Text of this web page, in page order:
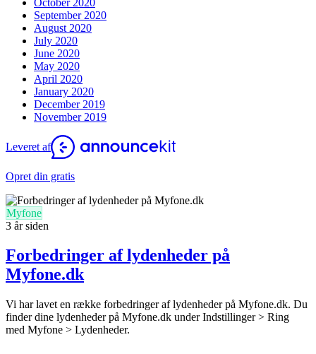
September 2020
August 2020
July 2020
June 2020
May 2020
April 2020
January 2020
December 2019
November 2019
Leveret af
Opret din gratis
Myfone
3 år siden
Forbedringer af lydenheder på
Myfone.dk
Vi har lavet en række forbedringer af lydenheder på Myfone.dk. Du
finder dine lydenheder på Myfone.dk under Indstillinger > Ring
med Myfone > Lydenheder.